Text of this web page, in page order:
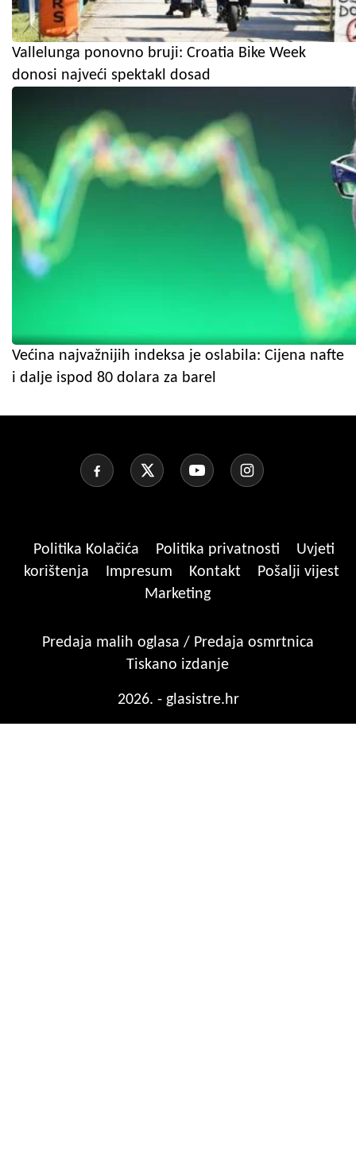
Vallelunga ponovno bruji: Croatia Bike Week
donosi najveći spektakl dosad
Većina najvažnijih indeksa je oslabila: Cijena nafte
i dalje ispod 80 dolara za barel
Politika Kolačića Politika privatnosti
Uvjeti
korištenja
Impresum Kontakt
Pošalji vijest
Marketing
Predaja malih oglasa / Predaja osmrtnica
Tiskano izdanje
2026. - glasistre.hr